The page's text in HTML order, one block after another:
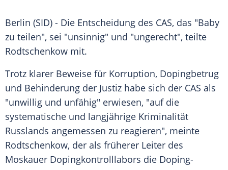
Berlin (SID) - Die Entscheidung des CAS, das "Baby
zu teilen", sei "unsinnig" und "ungerecht", teilte
Rodtschenkow mit.
Trotz klarer Beweise für Korruption, Dopingbetrug
und Behinderung der Justiz habe sich der CAS als
"unwillig und unfähig" erwiesen, "auf die
systematische und langjährige Kriminalität
Russlands angemessen zu reagieren", meinte
Rodtschenkow, der als früherer Leiter des
Moskauer Dopingkontrolllabors die Doping-